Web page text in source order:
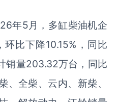
年5月，多缸柴油机企
比下降10.15%，同比
销量203.32万台，同比
、全柴、云内、新柴、